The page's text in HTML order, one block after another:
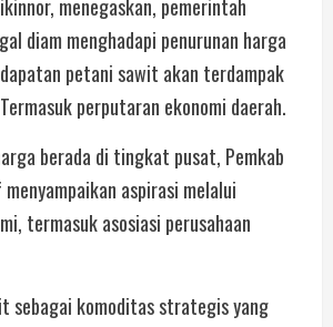
menegaskan, pemerintah
diam menghadapi penurunan harga
petani sawit akan terdampak
perputaran ekonomi daerah.
berada di tingkat pusat, Pemkab
aspirasi melalui
termasuk asosiasi perusahaan
sebagai komoditas strategis yang